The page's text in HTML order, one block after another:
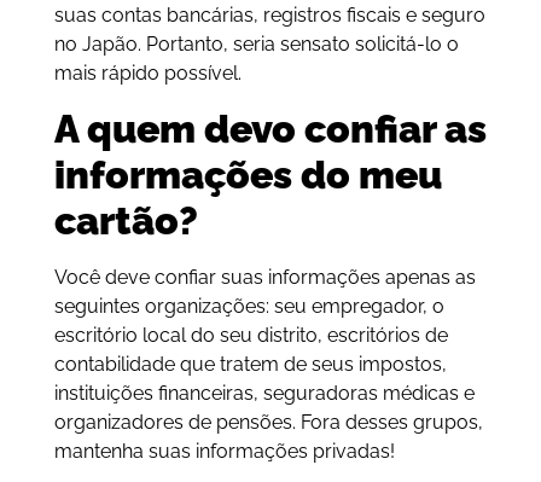
suas contas bancárias, registros fiscais e seguro
no Japão. Portanto, seria sensato solicitá-lo o
mais rápido possível.
A quem devo confiar as
informações do meu
cartão?
Você deve confiar suas informações apenas as
seguintes organizações: seu empregador, o
escritório local do seu distrito, escritórios de
contabilidade que tratem de seus impostos,
instituições financeiras, seguradoras médicas e
organizadores de pensões. Fora desses grupos,
mantenha suas informações privadas!